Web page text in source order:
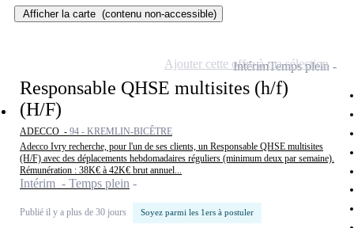
Afficher la carte (contenu non-accessible)
Responsable QHSE multisites (h/f)
(H/F)
ADECCO - 94 - KREMLIN-BICÊTRE
Adecco Ivry recherche, pour l'un de ses clients, un Responsable QHSE multisites
(H/F) avec des déplacements hebdomadaires réguliers (minimum deux par semaine).
Rémunération : 38K€ à 42K€ brut annuel...
Intérim - Temps plein
Publié il y a plus de 30 jours Soyez parmi les 1ers à postuler
IntérimTemps plein
Ajouter cette offre à ma sélection